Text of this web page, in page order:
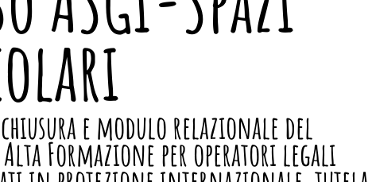
e modulo relazionale del
Formazione per operatori legali